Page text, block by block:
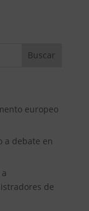
europeo
a debate en
de